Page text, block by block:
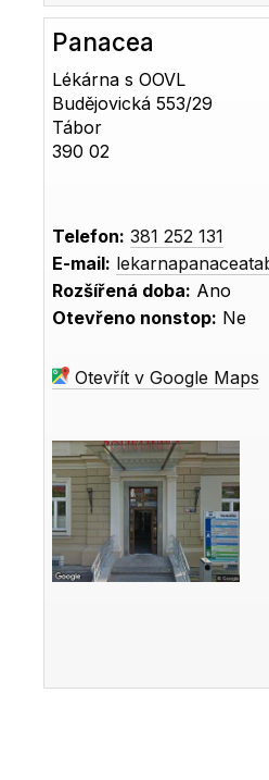
Panacea
Lékárna s OOVL
Budějovická 553/29
Tábor
390 02
Telefon: 381 252 131
E-mail:
Rozšířená doba: Ano
Otevřeno nonstop: Ne
Otevřít v Google Maps